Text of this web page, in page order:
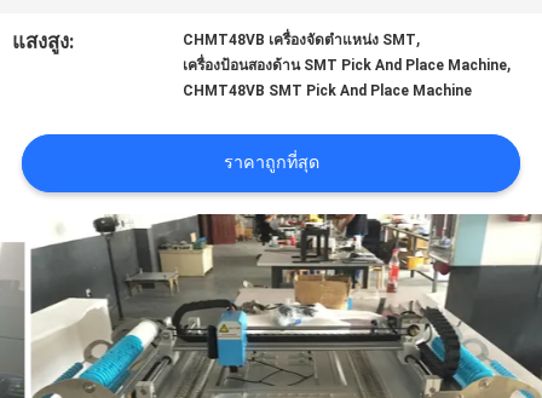
SHOPPING
ON
LINE
แผนผัง
แสงสูง: CHMT48VB เครื่องจัดตำแหน่ง SMT,
เครื่องป้อนสองด้าน SMT Pick And Place Machine,
CHMT48VB SMT Pick And Place Machine
ราคาถูกที่สุด